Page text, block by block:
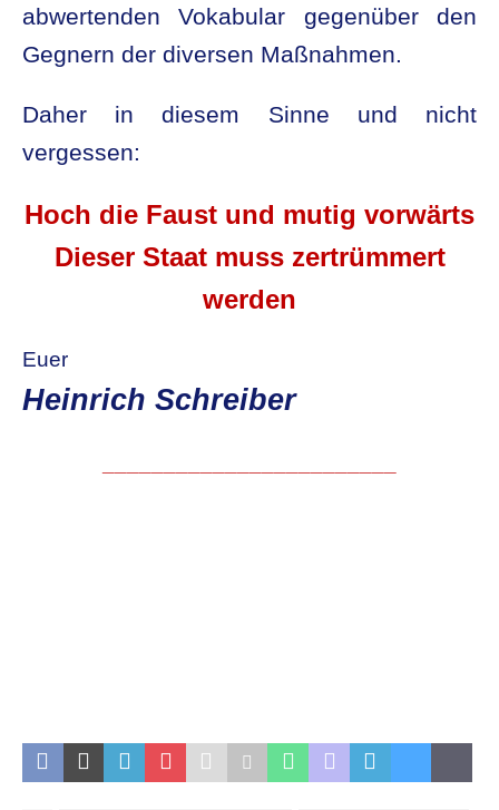
abwertenden Vokabular gegenüber den
Gegnern der diversen Maßnahmen.
Daher in diesem Sinne und nicht
vergessen:
Hoch die Faust und mutig vorwärts
Dieser Staat muss zertrümmert
werden
Euer
Heinrich Schreiber